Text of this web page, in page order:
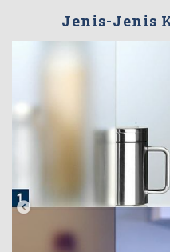
Jenis-Jenis